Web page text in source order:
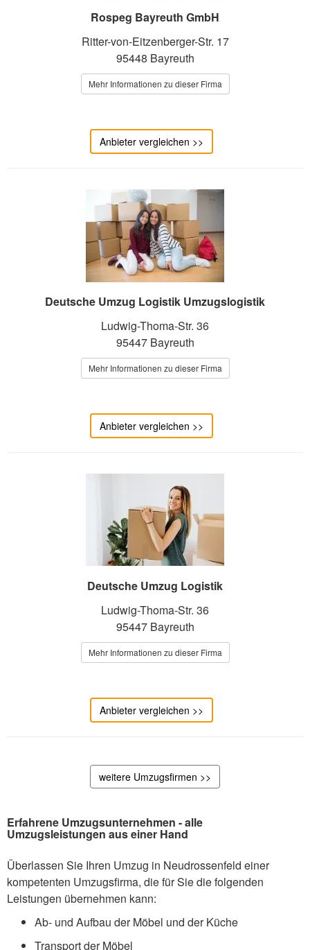
Rospeg Bayreuth GmbH
Ritter-von-Eitzenberger-Str. 17
95448 Bayreuth
Mehr Informationen zu dieser Firma
Anbieter vergleichen >>
Deutsche Umzug Logistik Umzugslogistik
Ludwig-Thoma-Str. 36
95447 Bayreuth
Mehr Informationen zu dieser Firma
Anbieter vergleichen >>
Deutsche Umzug Logistik
Ludwig-Thoma-Str. 36
95447 Bayreuth
Mehr Informationen zu dieser Firma
Anbieter vergleichen >>
weitere Umzugsfirmen >>
Erfahrene Umzugsunternehmen - alle
Umzugsleistungen aus einer Hand
Überlassen Sie Ihren Umzug in Neudrossenfeld einer
kompetenten Umzugsfirma, die für Sie die folgenden
Leistungen übernehmen kann:
Ab- und Aufbau der Möbel und der Küche
Transport der Möbel